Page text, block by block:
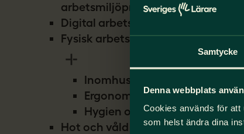
Samtycke
Denna webbplats
Cookies används för
som helst ändra dina
arbetsmiljöproblem
Digital arbetsmiljö
Fysisk arbetsmiljö
Inomhusmiljö
Ergonomi
Hygien och smitta
Hot och våld